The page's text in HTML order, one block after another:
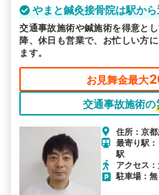
やまと鍼灸接骨院は駅か
交通事故施術や鍼施術を得意と
降、休日も営業で、お忙しい方
ます。
お見舞金最大
交通事故施術の
住所：京
最寄り駅
駅
アクセス
駐車場：無